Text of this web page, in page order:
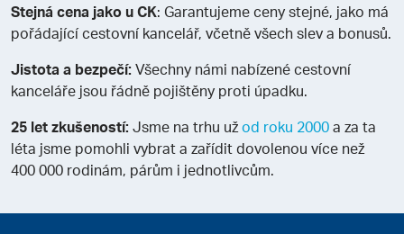
Stejná cena jako u CK: Garantujeme ceny stejné, jako má
pořádající cestovní kancelář, včetně všech slev a bonusů.
Jistota a bezpečí:Všechny námi nabízené cestovní
kanceláře jsou řádně pojištěny proti úpadku.
25 let zkušeností:Jsme na trhu užod roku 2000a za ta
léta jsme pomohli vybrat a zařídit dovolenou více než
400 000 rodinám, párům i jednotlivcům.